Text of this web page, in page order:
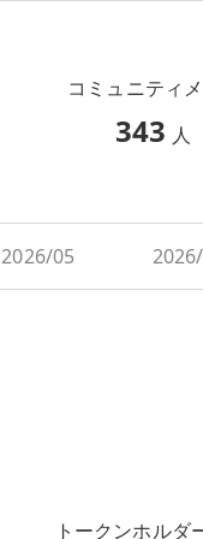
コミュニティ
343 人
2026/05
トークンホルダ